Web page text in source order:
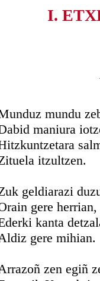
I.
mundu
maniura
itzultzen.
geldiarazi
gere herrian,
kanta
gere mihian.
zen egiñ